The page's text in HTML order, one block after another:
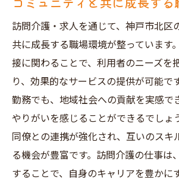
訪問介護・求人を通じて、神戸市北区
共に成長する職場環境が整っています
接に関わることで、利用者のニーズを
り、効果的なサービスの提供が可能で
勤務でも、地域社会への貢献を実感で
やりがいを感じることができるでしょ
同僚との連携が強化され、互いのスキ
る機会が豊富です。訪問介護の仕事は
することで、自身のキャリアを豊かに